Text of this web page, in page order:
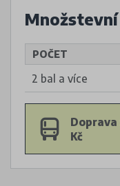
POČET
2 bal a více
Kč